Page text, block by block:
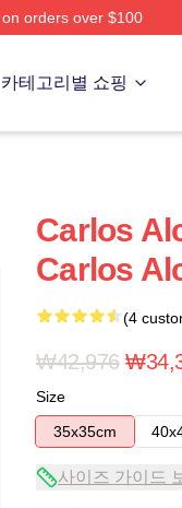
orders over $100
카테고리별 쇼핑
Carlos
Carlos
(4
₩42,976
Size
35x35cm
사이즈 가이드